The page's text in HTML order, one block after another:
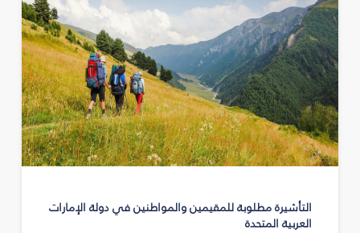
التأشيرة مطلوبة للمقيمين والمواطنين في دولة الإمارات
العربية المتحدة